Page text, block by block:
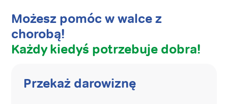
Możesz pomóc w walce z
chorobą!
Każdy kiedyś potrzebuje dobra!
Przekaż darowiznę